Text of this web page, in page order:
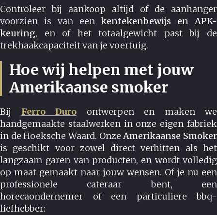
Controleer bij aankoop altijd of de aanhanger
voorzien is van eenkentekenbewijs en APK-
keuring, en of het totaalgewicht past bij de
trekhaakcapaciteit van je voertuig.
Hoe wij helpen met jouw
Amerikaanse smoker
Bij Ferro Duro ontwerpen en maken we
handgemaakte staalwerken in onze eigen fabriek
in de Hoeksche Waard. OnzeAmerikaanse Smoker
is geschikt voor zowel direct verhitten als het
langzaam garen van producten, en wordt volledig
op maat gemaakt naar jouw wensen. Of je nu een
professionele cateraar bent, een
horecaondernemer of een particuliere bbq-
liefhebber: